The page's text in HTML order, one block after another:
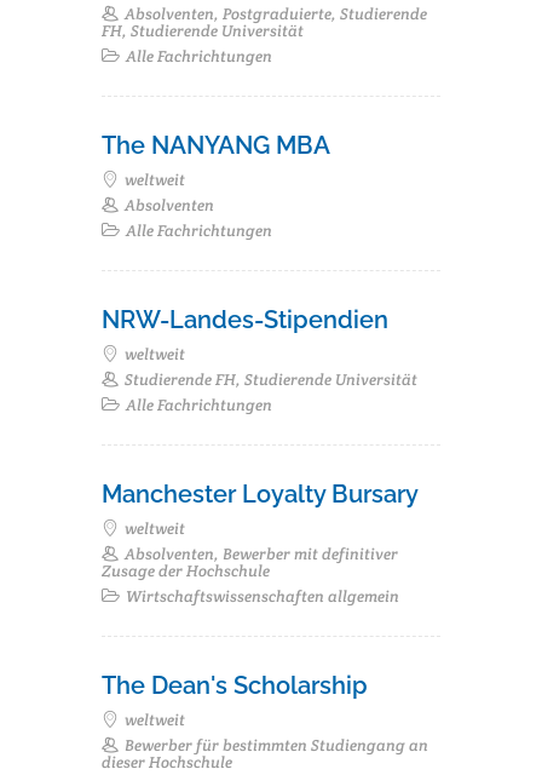
Absolventen, Postgraduierte, Studierende
FH, Studierende Universität
Alle Fachrichtungen
The NANYANG MBA
weltweit
Absolventen
Alle Fachrichtungen
NRW-Landes-Stipendien
weltweit
Studierende FH, Studierende Universität
Alle Fachrichtungen
Manchester Loyalty Bursary
weltweit
Absolventen, Bewerber mit definitiver
Zusage der Hochschule
Wirtschaftswissenschaften allgemein
The Dean's Scholarship
weltweit
Bewerber für bestimmten Studiengang an
dieser Hochschule